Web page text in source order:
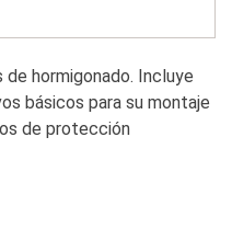
hormigonado. Incluye
básicos para su montaje
de protección